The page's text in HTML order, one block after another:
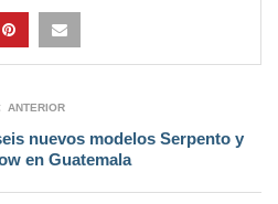
ANTERIOR
nuevos modelos Serpento y
en Guatemala